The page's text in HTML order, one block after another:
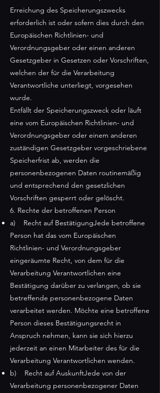
Erreichung des Speicherungszwecks
erforderlich ist oder sofern dies durch den
Europäischen Richtlinien- und
Verordnungsgeber oder einen anderen
Gesetzgeber in Gesetzen oder Vorschriften,
welchen der für die Verarbeitung
Verantwortliche unterliegt, vorgesehen
wurde.
Entfällt der Speicherungszweck oder läuft
eine vom Europäischen Richtlinien- und
Verordnungsgeber oder einem anderen
zuständigen Gesetzgeber vorgeschriebene
Speicherfrist ab, werden die
personenbezogenen Daten routinemäßig
und entsprechend den gesetzlichen
Vorschriften gesperrt oder gelöscht.
6. Rechte der betroffenen Person
a) Recht auf BestätigungJede betroffene
Person hat das vom Europäischen
Richtlinien- und Verordnungsgeber
eingeräumte Recht, von dem für die
Verarbeitung Verantwortlichen eine
Bestätigung darüber zu verlangen, ob sie
betreffende personenbezogene Daten
verarbeitet werden. Möchte eine betroffene
Person dieses Bestätigungsrecht in
Anspruch nehmen, kann sie sich hierzu
jederzeit an einen Mitarbeiter des für die
Verarbeitung Verantwortlichen wenden.
b) Recht auf AuskunftJede von der
Verarbeitung personenbezogener Daten